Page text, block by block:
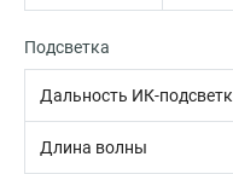
Подсветка
Дальность ИК-
Длина волны